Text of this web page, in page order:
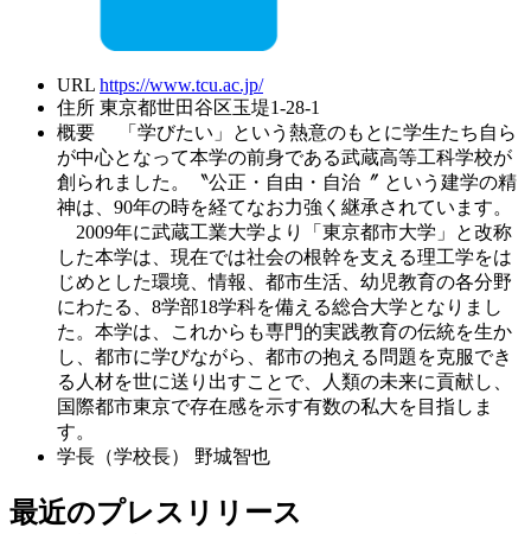
URL https://www.tcu.ac.jp/
住所 東京都世田谷区玉堤1-28-1
概要
「学びたい」という熱意のもとに学生たち自ら
が中心となって本学の前身である武蔵高等工科学校が
創られました。〝公正・自由・自治〞 という建学の精
神は、90年の時を経てなお力強く継承されています。
2009年に武蔵工業大学より「東京都市大学」と改称
した本学は、現在では社会の根幹を支える理工学をは
じめとした環境、情報、都市生活、幼児教育の各分野
にわたる、8学部18学科を備える総合大学となりまし
た。本学は、これからも専門的実践教育の伝統を生か
し、都市に学びながら、都市の抱える問題を克服でき
る人材を世に送り出すことで、人類の未来に貢献し、
国際都市東京で存在感を示す有数の私大を目指しま
す。
学長（学校長）
野城智也
最近のプレスリリース